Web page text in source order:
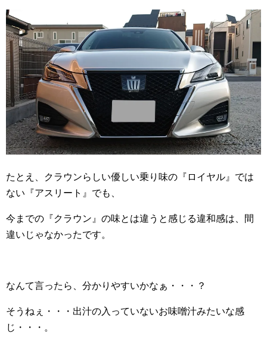
たとえ、クラウンらしい優しい乗り味の『ロイヤル』では
ない『アスリート』でも、
今までの『クラウン』の味とは違うと感じる違和感は、間
違いじゃなかったです。
なんて言ったら、分かりやすいかなぁ・・・？
そうねぇ・・・出汁の入っていないお味噌汁みたいな感
じ・・・。